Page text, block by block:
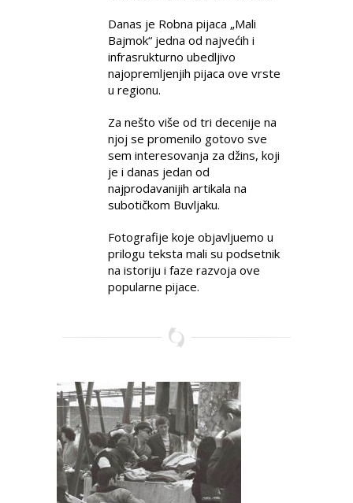
Danas je Robna pijaca „Mali
Bajmok“ jedna od najvećih i
infrasrukturno ubedljivo
najopremljenjih pijaca ove vrste
u regionu.
Za nešto više od tri decenije na
njoj se promenilo gotovo sve
sem interesovanja za džins, koji
je i danas jedan od
najprodavanijih artikala na
subotičkom Buvljaku.
Fotografije koje objavljuemo u
prilogu teksta mali su podsetnik
na istoriju i faze razvoja ove
popularne pijace.